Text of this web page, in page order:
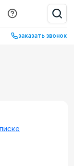
заказать звонок